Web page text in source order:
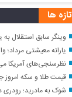
تازه ها
وینگر سابق استقلال
یارانه معیشتی مرداد؛ واریز ۲,۹۸۵,۰۰۰ تومان برای خانواده های خیلی کم جمعیت
نظرسنجی‌های آمریکا
قیمت طلا و سکه امروز جمعه ۱۶ مرداد
شوک به مادرید؛ رودری